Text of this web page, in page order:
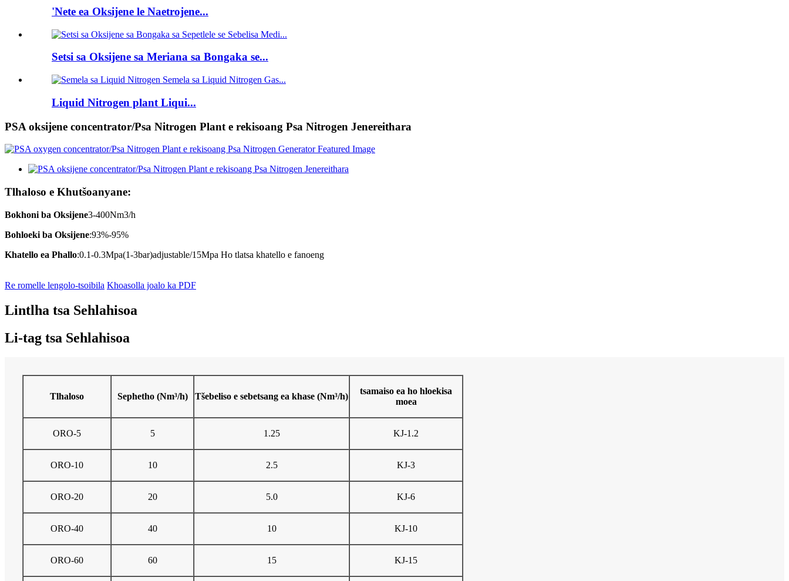
'Nete ea Oksijene le Naetrojene...
Setsi sa Oksijene sa Meriana sa Bongaka se...
Liquid Nitrogen plant Liqui...
PSA oksijene concentrator/Psa Nitrogen Plant e rekisoang Psa Nitrogen Jenereithara
Tlhaloso e Khutšoanyane:
Bokhoni ba Oksijene3-400Nm3/h
Bohloeki ba Oksijene:93%-95%
Khatello ea Phallo:0.1-0.3Mpa(1-3bar)adjustable/15Mpa Ho tlatsa khatello e fanoeng
Re romelle lengolo-tsoibila Khoasolla joalo ka PDF
Lintlha tsa Sehlahisoa
Li-tag tsa Sehlahisoa
Tlhaloso Sephetho (Nm³/h) Tšebeliso e sebetsang ea khase (Nm³/h)
tsamaiso ea ho hloekisa
moea
ORO-5 5 1.25 KJ-1.2
ORO-10 10 2.5 KJ-3
ORO-20 20 5.0 KJ-6
ORO-40 40 10 KJ-10
ORO-60 60 15 KJ-15